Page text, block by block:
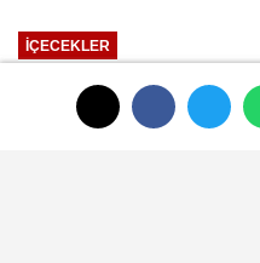
İÇECEKLER
Yayınlanma: 01 Ocak 1970 -
Dimes 2021'de